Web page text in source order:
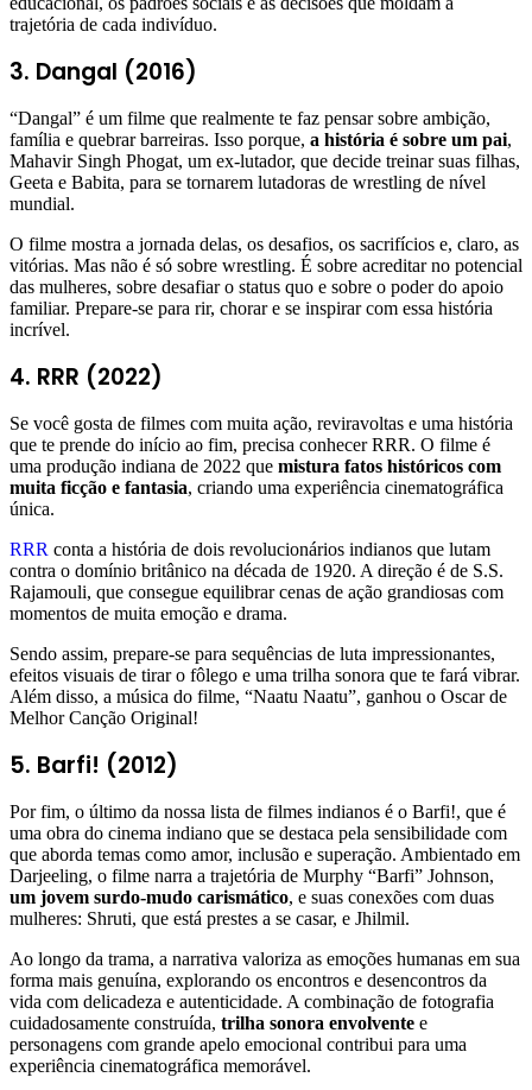
trajetória de cada indivíduo.
3. Dangal (2016)
“Dangal” é um filme que realmente te faz pensar sobre ambição,
família e quebrar barreiras. Isso porque, a história é sobre um pai,
Mahavir Singh Phogat, um ex-lutador, que decide treinar suas filhas,
Geeta e Babita, para se tornarem lutadoras de wrestling de nível
mundial.
O filme mostra a jornada delas, os desafios, os sacrifícios e, claro, as
vitórias. Mas não é só sobre wrestling. É sobre acreditar no potencial
das mulheres, sobre desafiar o status quo e sobre o poder do apoio
familiar. Prepare-se para rir, chorar e se inspirar com essa história
incrível.
4. RRR (2022)
Se você gosta de filmes com muita ação, reviravoltas e uma história
que te prende do início ao fim, precisa conhecer RRR. O filme é
uma produção indiana de 2022 que mistura fatos históricos com
muita ficção e fantasia, criando uma experiência cinematográfica
única.
RRR conta a história de dois revolucionários indianos que lutam
contra o domínio britânico na década de 1920. A direção é de S.S.
Rajamouli, que consegue equilibrar cenas de ação grandiosas com
momentos de muita emoção e drama.
Sendo assim, prepare-se para sequências de luta impressionantes,
efeitos visuais de tirar o fôlego e uma trilha sonora que te fará vibrar.
Além disso, a música do filme, “Naatu Naatu”, ganhou o Oscar de
Melhor Canção Original!
5. Barfi! (2012)
Por fim, o último da nossa lista de filmes indianos é o Barfi!, que é
uma obra do cinema indiano que se destaca pela sensibilidade com
que aborda temas como amor, inclusão e superação. Ambientado em
Darjeeling, o filme narra a trajetória de Murphy “Barfi” Johnson,
um jovem surdo-mudo carismático, e suas conexões com duas
mulheres: Shruti, que está prestes a se casar, e Jhilmil.
Ao longo da trama, a narrativa valoriza as emoções humanas em sua
forma mais genuína, explorando os encontros e desencontros da
vida com delicadeza e autenticidade. A combinação de fotografia
cuidadosamente construída, trilha sonora envolvente e
personagens com grande apelo emocional contribui para uma
experiência cinematográfica memorável.